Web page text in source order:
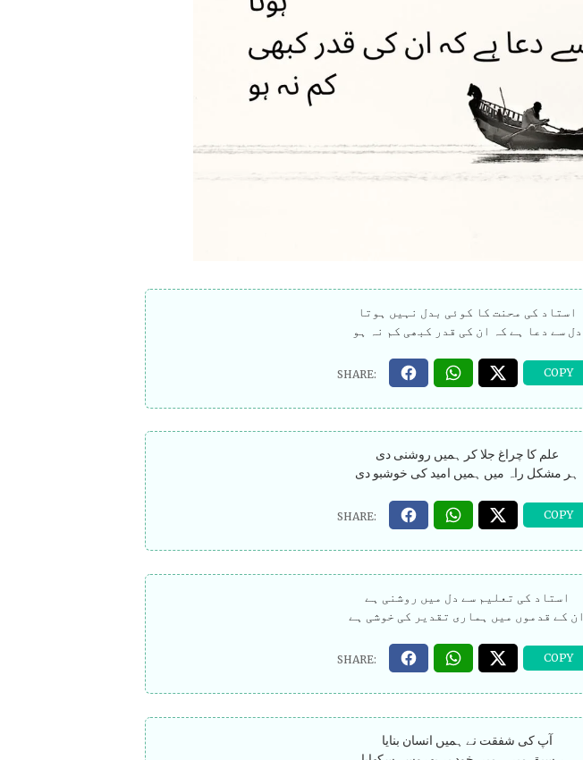
استاد کی محنت کا کوئی بدل نہیں ہوتا
دل سے دعا ہے کہ ان کی قدر کبھی کم نہ ہو
علم کا چراغ جلا کر ہمیں روشنی دی
ہر مشکل راہ میں ہمیں امید کی خوشبو دی
استاد کی تعلیم سے دل میں روشنی ہے
ان کے قدموں میں ہماری تقدیر کی خوشی ہے
آپ کی شفقت نے ہمیں انسان بنایا